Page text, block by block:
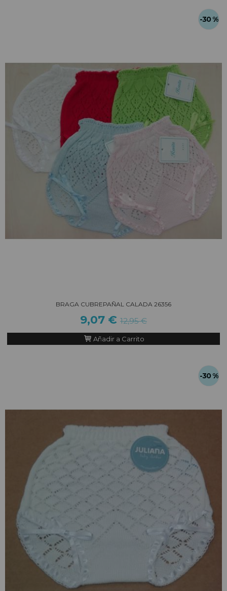
-30 %
BRAGA CUBREPAÑAL CALADA 26356
9,07 € 12,95 €
Añadir a Carrito
-30 %